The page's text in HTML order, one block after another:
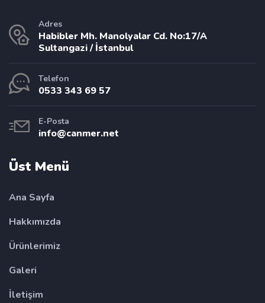
Adres
Habibler Mh. Manolyalar Cd. No:17/A
Sultangazi / İstanbul
Telefon
0533 343 69 57
E-Posta
info@canmer.net
Üst Menü
Ana Sayfa
Hakkımızda
Ürünlerimiz
Galeri
İletişim